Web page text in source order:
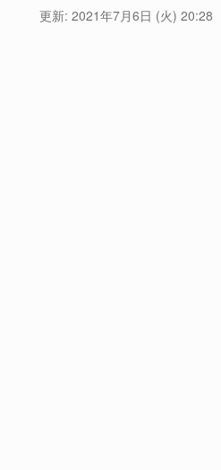
更新: 2021年7月6日 (火) 20:28